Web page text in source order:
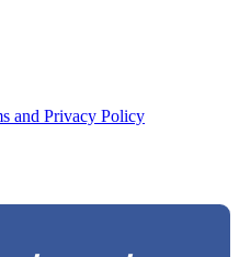
and Privacy Policy